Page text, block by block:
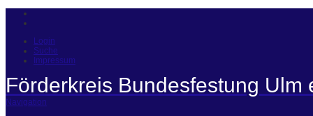
Login
Suche
Impressum
Förderkreis Bundesfestung Ulm
Navigation